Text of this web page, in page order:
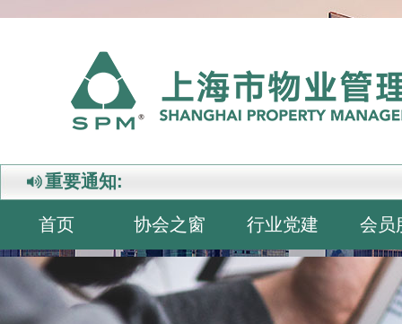
重要通知:
首页 协会之窗 行业党建 会员